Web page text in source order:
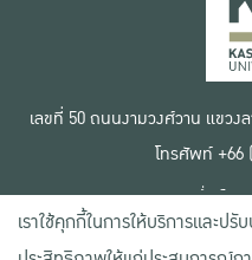
เลขที่ 50 ถนนงามวงศ์วาน แขวง
โทรศัพท์ +66
เงื่อนไขกา
ข้อตกลง
นโยบายค
เราใช้คุกกี้ในการให้บริการและป